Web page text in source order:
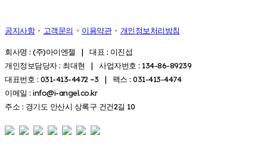
공지사항 고객문의 이용약관 개인정보처리방침
회사명 : (주)아이엔젤 | 대표 : 이진섭
개인정보담당자 : 최대현 | 사업자번호 : 134-86-89239
대표번호 : 031-413-4472 ~3 | 팩스 : 031-413-4474
이메일 : info@i-angel.co.kr
주소 : 경기도 안산시 상록구 건건2길 10